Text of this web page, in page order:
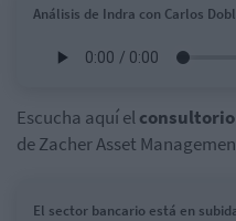
Análisis de Indra con Carlos
Escucha aquí el
de Zacher Asset
El sector bancario está en